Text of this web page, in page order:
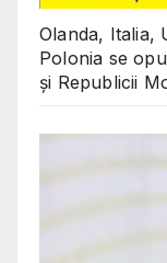
Olanda, Italia,
Polonia se
și Republicii